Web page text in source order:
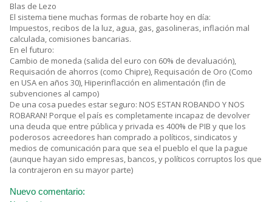
Blas de Lezo
El sistema tiene muchas formas de robarte hoy en día:
Impuestos, recibos de la luz, agua, gas, gasolineras, inflación mal
calculada, comisiones bancarias.
En el futuro:
Cambio de moneda (salida del euro con 60% de devaluación),
Requisación de ahorros (como Chipre), Requisación de Oro (Como
en USA en años 30), Hiperinflacción en alimentación (fin de
subvenciones al campo)
De una cosa puedes estar seguro: NOS ESTAN ROBANDO Y NOS
ROBARAN! Porque el país es completamente incapaz de devolver
una deuda que entre pública y privada es 400% de PIB y que los
poderosos acreedores han comprado a políticos, sindicatos y
medios de comunicación para que sea el pueblo el que la pague
(aunque hayan sido empresas, bancos, y políticos corruptos los que
la contrajeron en su mayor parte)
Nuevo comentario: